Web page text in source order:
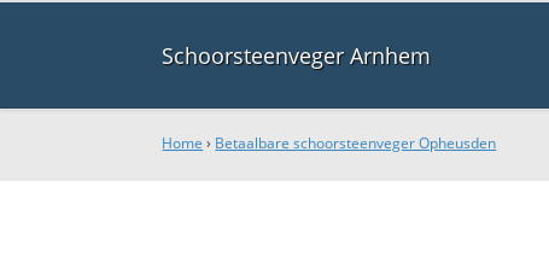
Schoorsteenveger Arnhem
Home › Betaalbare schoorsteenveger Opheusden